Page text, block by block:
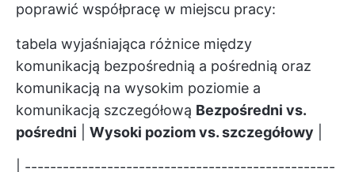
poprawić współpracę w miejscu pracy:
tabela wyjaśniająca różnice między
komunikacją bezpośrednią a pośrednią oraz
komunikacją na wysokim poziomie a
komunikacją szczegółową Bezpośredni vs.
pośredni
Wysoki poziom vs. szczegółowy
| -------------------------------------------------